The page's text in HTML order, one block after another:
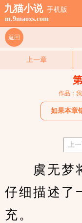
九猫小说 手机版
m.9maoxs.com
返回
上一章
作品：
如果本章
上一
虞无梦将
仔细描述了
充。